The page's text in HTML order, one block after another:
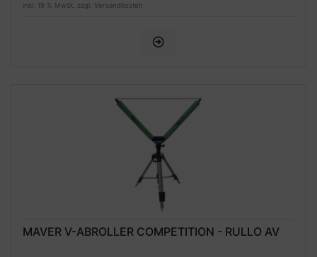
inkl. 19 % MwSt. zzgl. Versandkosten
MAVER V-ABROLLER COMPETITION - RULLO AV